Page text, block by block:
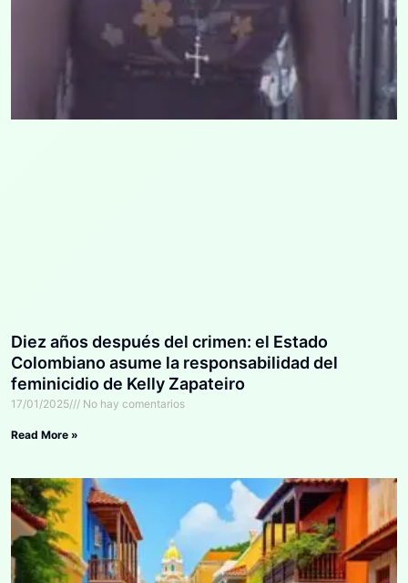
Diez años después del crimen: el Estado
Colombiano asume la responsabilidad del
feminicidio de Kelly Zapateiro
17/01/2025 No hay comentarios
Read More »